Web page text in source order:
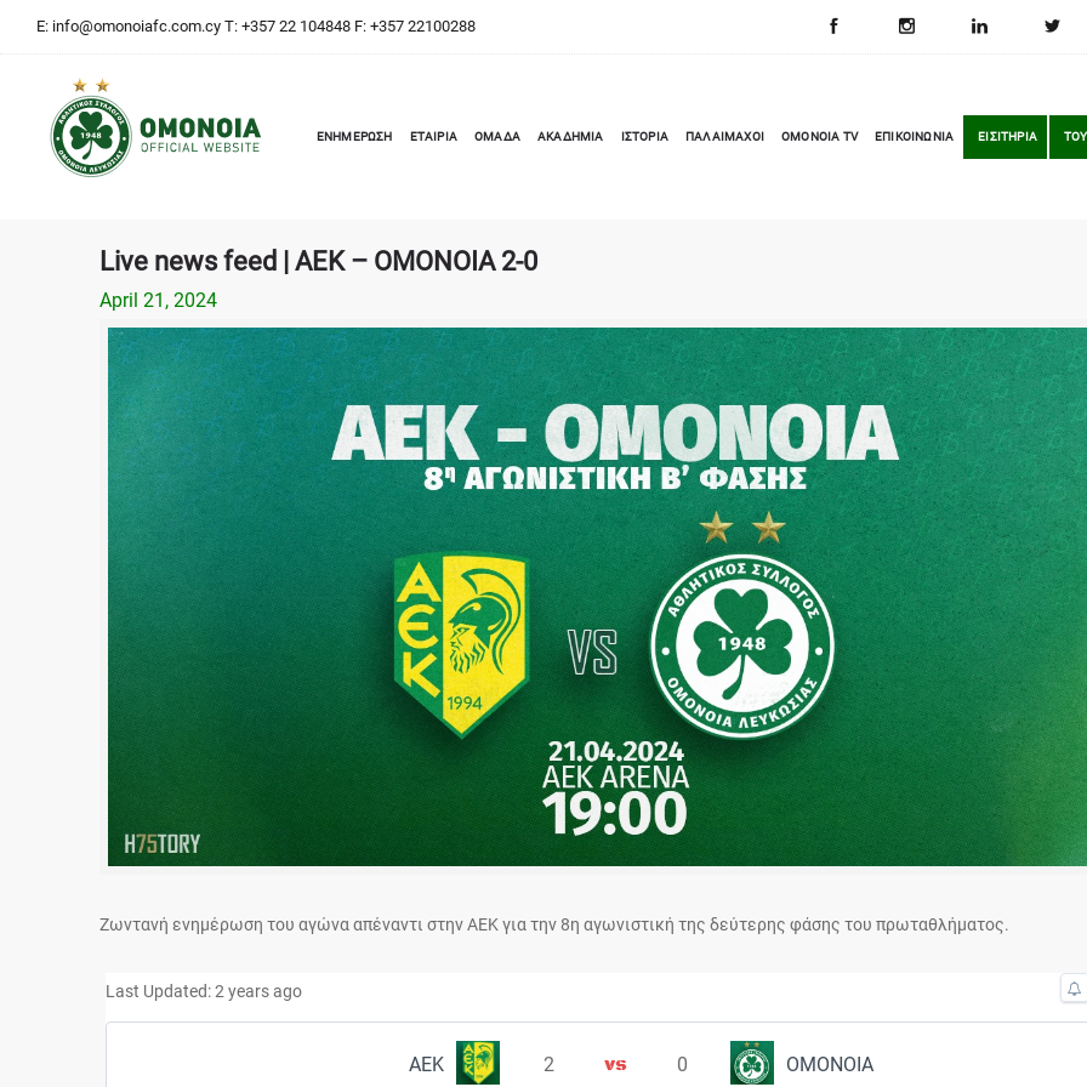
E: info@omonoiafc.com.cy T: +357 22 104848 F: +357 22100288
ΕΝΗΜΕΡΩΣΗ ΕΤΑΙΡΙΑ ΟΜΑΔΑ ΑΚΑΔΗΜΙΑ ΙΣΤΟΡΙΑ ΠΑΛΑΙΜΑΧΟΙ OMONOIA TV ΕΠΙΚΟΙΝΩΝΙΑ ΕΙΣΙΤΗΡΙΑ
Live news feed | ΑΕΚ – ΟΜΟΝΟΙΑ 2-0
April 21, 2024
Ζωντανή ενημέρωση του αγώνα απέναντι στην ΑΕΚ για την 8η αγωνιστική της δεύτερης φάσης του πρωταθλήματος.
Last Updated: 2 years ago
2
ΑΕΚ 0 ΟΜΟΝΟΙΑ